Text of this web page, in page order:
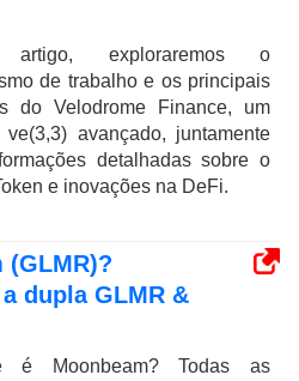
artigo, exploraremos o
de trabalho e os principais
do Velodrome Finance, um
ve(3,3) avançado, juntamente
detalhadas sobre o
e inovações na DeFi.
(GLMR)?
dupla GLMR &
é Moonbeam? Todas as